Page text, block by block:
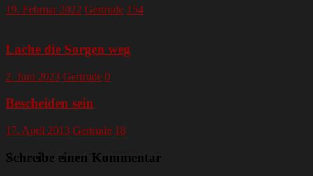
19. Februar 2022 Gertrude 154
Lache die Sorgen weg
2. Juni 2023 Gertrude 0
Bescheiden sein
17. April 2013 Gertrude 18
Schreibe einen Kommentar